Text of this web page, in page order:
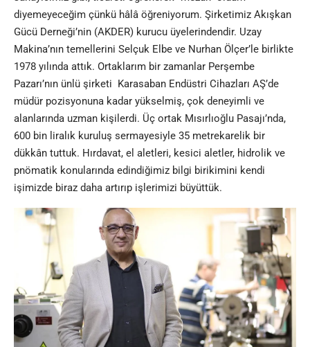
diyemeyeceğim çünkü hâlâ öğreniyorum. Şirketimiz Akışkan
Gücü Derneği’nin (AKDER) kurucu üyelerindendir. Uzay
Makina’nın temellerini Selçuk Elbe ve Nurhan Ölçer’le birlikte
1978 yılında attık. Ortaklarım bir zamanlar Perşembe
Pazarı’nın ünlü şirketi Karasaban Endüstri Cihazları AŞ’de
müdür pozisyonuna kadar yükselmiş, çok deneyimli ve
alanlarında uzman kişilerdi. Üç ortak Mısırlıoğlu Pasajı’nda,
600 bin liralık kuruluş sermayesiyle 35 metrekarelik bir
dükkân tuttuk. Hırdavat, el aletleri, kesici aletler, hidrolik ve
pnömatik konularında edindiğimiz bilgi birikimini kendi
işimizde biraz daha artırıp işlerimizi büyüttük.